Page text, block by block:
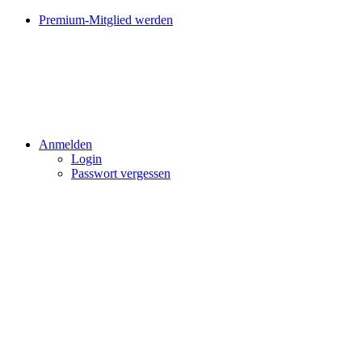
Premium-Mitglied werden
Anmelden
Login
Passwort vergessen